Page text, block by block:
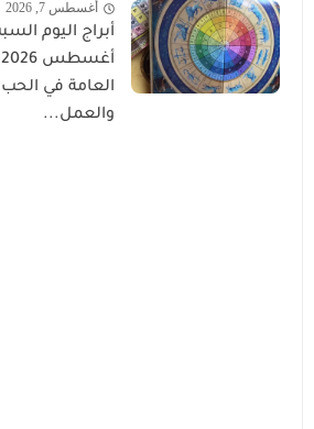
أغسطس 7, 2026
أغسطس 2026
العامة في الحب
والعمل...